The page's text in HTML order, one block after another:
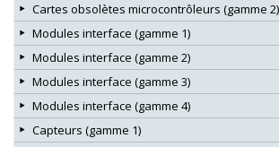
Cartes obsolètes microcontrôleurs (gamme 2)
Modules interface (gamme 1)
Modules interface (gamme 2)
Modules interface (gamme 3)
Modules interface (gamme 4)
Capteurs (gamme 1)